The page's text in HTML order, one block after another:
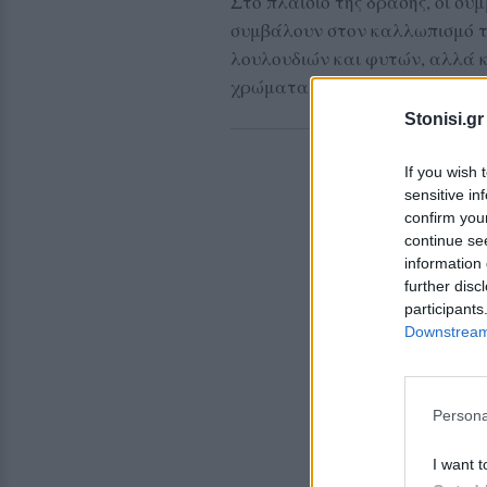
If you wish
sensitive
confirm
continue
information
further
I want
συμβάλουν στον καλλωπισμό
λουλουδιών και φυτών, αλλά
χρώματα, ζωγραφική και